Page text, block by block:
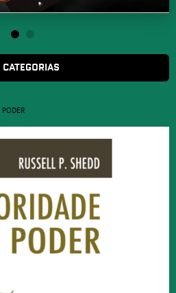
CATEGORIAS